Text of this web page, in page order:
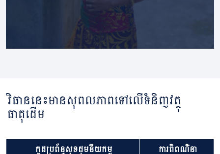
វិធាននេះមានសុពលភាពទៅលើទំនិញវត្ថុ
ធាតុដើម
កូដប្រព័ន្ធសុខដុមនីយកម្ម ការពិពណ៌នា